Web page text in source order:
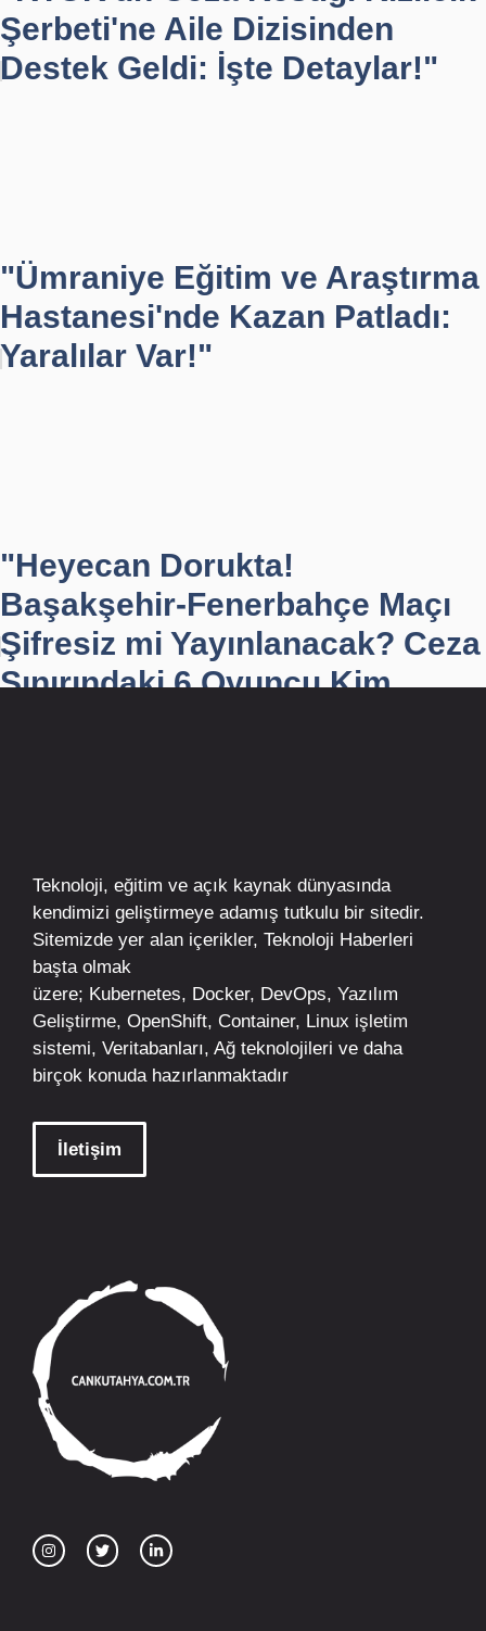
Şerbeti'ne Aile Dizisinden
Destek Geldi: İşte Detaylar!"
"Ümraniye Eğitim ve Araştırma
Hastanesi'nde Kazan Patladı:
Yaralılar Var!"
"Heyecan Dorukta!
Başakşehir-Fenerbahçe Maçı
Şifresiz mi Yayınlanacak? Ceza
Sınırındaki 6 Oyuncu Kim...
Teknoloji, eğitim ve açık kaynak dünyasında
kendimizi geliştirmeye adamış tutkulu bir sitedir.
Sitemizde yer alan içerikler, Teknoloji Haberleri
başta olmak
üzere; Kubernetes, Docker, DevOps, Yazılım
Geliştirme, OpenShift, Container, Linux işletim
sistemi, Veritabanları, Ağ teknolojileri ve daha
birçok konuda hazırlanmaktadır
İletişim